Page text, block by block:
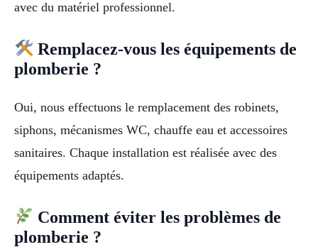
avec du matériel professionnel.
Remplacez-vous les équipements de
plomberie ?
Oui, nous effectuons le remplacement des robinets,
siphons, mécanismes WC, chauffe eau et accessoires
sanitaires. Chaque installation est réalisée avec des
équipements adaptés.
Comment éviter les problèmes de
plomberie ?